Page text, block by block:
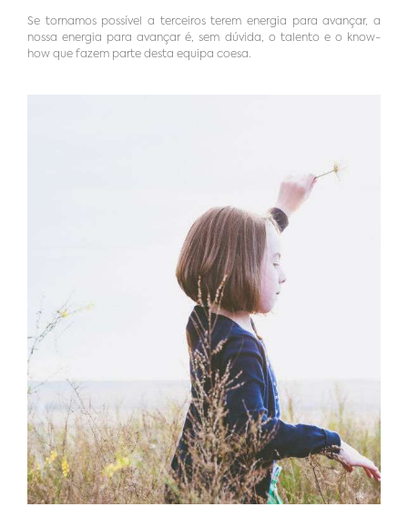
Se tornamos possível a terceiros terem energia para avançar, a
nossa energia para avançar é, sem dúvida, o talento e o know-
how que fazem parte desta equipa coesa.